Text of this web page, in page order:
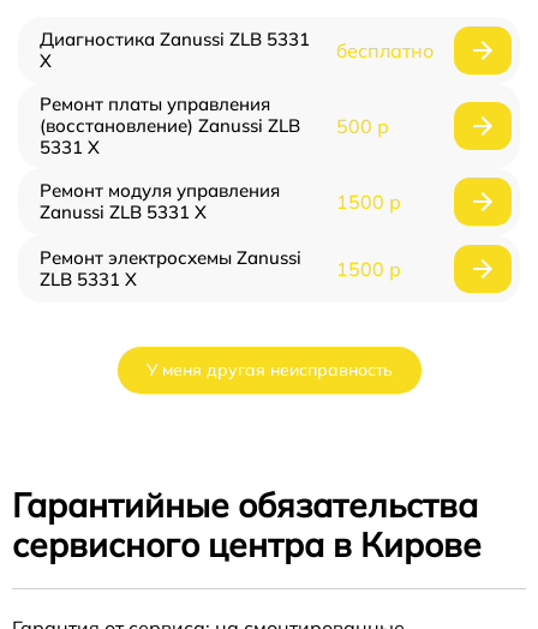
Диагностика Zanussi ZLB 5331
X
бесплатно
Ремонт платы управления
(восстановление) Zanussi ZLB
5331 X
500 р
Ремонт модуля управления
Zanussi ZLB 5331 X
1500 р
Ремонт электросхемы Zanussi
ZLB 5331 X
1500 р
У меня другая неисправность
Гарантийные обязательства
сервисного центра в Кирове